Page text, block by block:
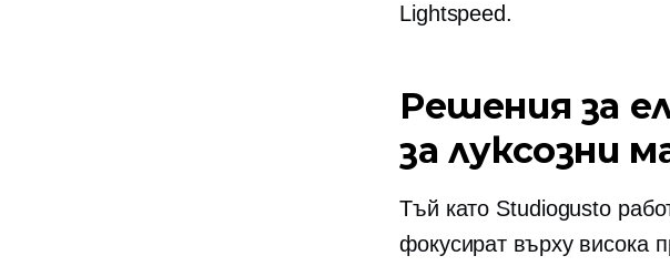
Lightspeed.
Решения за
за луксозни
Тъй като Studiogusto
фокусират върху висока